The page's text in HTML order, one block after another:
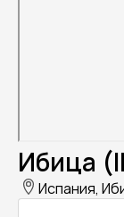
Ибица
Испания,